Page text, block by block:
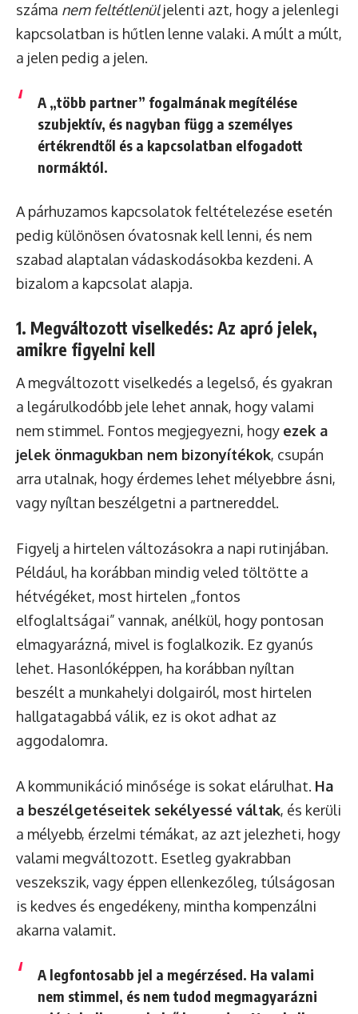
száma nem feltétlenüljelenti azt, hogy a jelenlegi
kapcsolatban is hűtlen lenne valaki. A múlt a múlt,
a jelen pedig a jelen.
A „több partner” fogalmának megítélése
szubjektív, és nagyban függ a személyes
értékrendtől és a kapcsolatban elfogadott
normáktól.
A párhuzamos kapcsolatok feltételezése esetén
pedig különösen óvatosnak kell lenni, és nem
szabad alaptalan vádaskodásokba kezdeni. A
bizalom a kapcsolat alapja.
1. Megváltozott viselkedés: Az apró jelek,
amikre figyelni kell
A megváltozott viselkedés a legelső, és gyakran
a legárulkodóbb jele lehet annak, hogy valami
nem stimmel. Fontos megjegyezni, hogy ezek a
jelek önmagukban nem bizonyítékok, csupán
arra utalnak, hogy érdemes lehet mélyebbre ásni,
vagy nyíltan beszélgetni a partnereddel.
Figyelj a hirtelen változásokra a napi rutinjában.
Például, ha korábban mindig veled töltötte a
hétvégéket, most hirtelen „fontos
elfoglaltságai” vannak, anélkül, hogy pontosan
elmagyarázná, mivel is foglalkozik. Ez gyanús
lehet. Hasonlóképpen, ha korábban nyíltan
beszélt a munkahelyi dolgairól, most hirtelen
hallgatagabbá válik, ez is okot adhat az
aggodalomra.
A kommunikáció minősége is sokat elárulhat. Ha
a beszélgetéseitek sekélyessé váltak, és kerüli
a mélyebb, érzelmi témákat, az azt jelezheti, hogy
valami megváltozott. Esetleg gyakrabban
veszekszik, vagy éppen ellenkezőleg, túlságosan
is kedves és engedékeny, mintha kompenzálni
akarna valamit.
A legfontosabb jel a megérzésed. Ha valami
nem stimmel, és nem tudod megmagyarázni